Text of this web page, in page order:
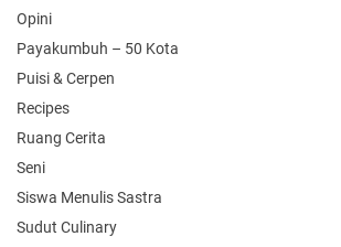
Opini
Payakumbuh – 50 Kota
Puisi & Cerpen
Recipes
Ruang Cerita
Seni
Siswa Menulis Sastra
Sudut Culinary